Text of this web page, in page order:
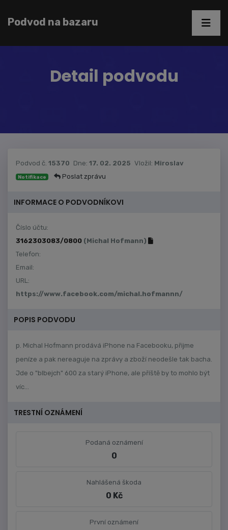
Podvod na bazaru
Detail podvodu
Podvod č. 15370 Dne: 17. 02. 2025 Vložil: Miroslav
Notifikace Poslat zprávu
INFORMACE O PODVODNÍKOVI
Číslo účtu:
3162303083/0800 (Michal Hofmann)
Telefon:
Email:
URL:
https://www.facebook.com/michal.hofmannn/
POPIS PODVODU
p. Michal Hofmann prodává iPhone na Facebooku, přijme
peníze a pak nereaguje na zprávy a zboží neodešle tak bacha.
Jde o "blbejch" 600 za starý iPhone, ale příště by to mohlo být
víc...
TRESTNÍ OZNÁMENÍ
Podaná oznámení
0
Nahlášená škoda
0 Kč
První oznámení